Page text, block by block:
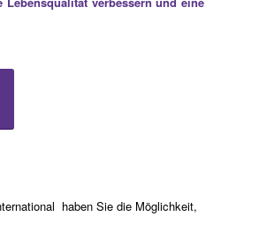
haben Sie die Möglichkeit,